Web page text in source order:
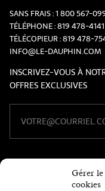
Gérer
cookies
SANS FRAIS :1 800 567-
TÉLÉPHONE :819 478-4141
TÉLÉCOPIEUR :819 478-
INFO@LE-DAUPHIN.COM
INSCRIVEZ-VOUS À
OFFRES EXCLUSIVES